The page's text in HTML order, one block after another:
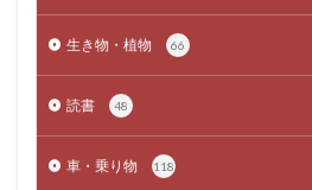
生き物・植物 66
読書 48
車・乗り物 118